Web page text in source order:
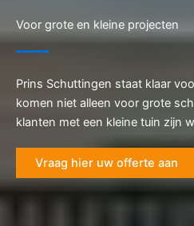
Voor grote en kleine projecten
Prins Schuttingen staat klaar
komen niet alleen voor grote
klanten met een kleine tuin zijn
Vraag hier uw offerte aan